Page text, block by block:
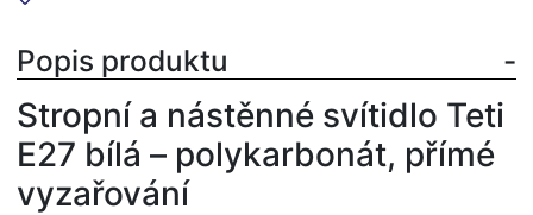
Popis produktu
Stropní a nástěnné svítidlo Teti
E27 bílá – polykarbonát, přímé
vyzařování